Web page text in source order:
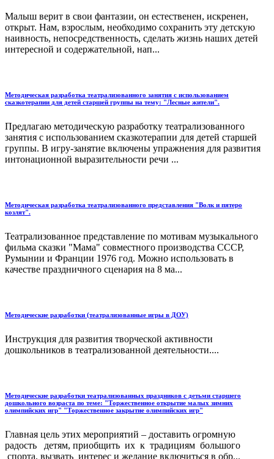
Малыш верит в свои фантазии, он естественен, искренен,
открыт. Нам, взрослым, необходимо сохранить эту детскую
наивность, непосредственность, сделать жизнь наших детей
интересной и содержательной, нап...
Методическая разработка театрализованного занятия с использованием
сказкотерапии для детей старшей группы на тему: "Лесные жители".
Предлагаю методическую разработку театрализованного
занятия с использованием сказкотерапии для детей старшей
группы. В игру-занятие включены упражнения для развития
интонационной выразительности речи ...
Методическая разработка театрализованного представления "Волк и пятеро
козлят".
Театрализованное представление по мотивам музыкального
фильма сказки "Мама" совместного производства СССР,
Румынии и Франции 1976 год. Можно использовать в
качестве праздничного сценария на 8 ма...
Методические разработки (театрализованные игры в ДОУ)
Инструкция для развития творческой активности
дошкольников в театрализованной деятельности....
Методические разработки театрализованных праздников с детьми старшего
дошкольного возраста по теме: "Торжественное открытие малых зимних
олимпийских игр" "Торжественное закрытие олимпийских игр"
Главная цель этих мероприятий – доставить огромную
радость детям, приобщить их к традициям большого
спорта, вызвать интерес и желание включиться в обр...